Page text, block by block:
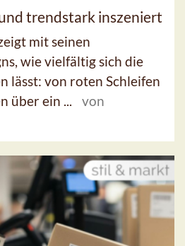
trendstark inszeniert
mit seinen
wie vielfältig sich die
lässt: von roten Schleifen
über ein ...
von